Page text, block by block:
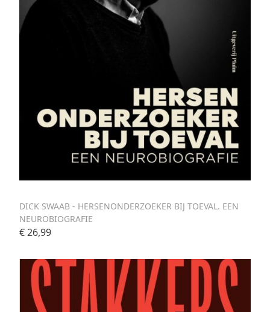
DICK SWAAB - HERSENONDERZOEKER BIJ TOEVAL. EEN
NEUROBIOGRAFIE
€ 26,99